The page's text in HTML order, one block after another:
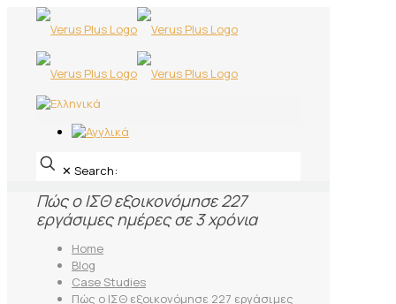
✕ Search:
Πώς ο ΙΣΘ εξοικονόμησε 227
εργάσιμες ημέρες σε 3 χρόνια
Home
Blog
Case Studies
Πώς ο ΙΣΘ εξοικονόμησε 227 εργάσιμες